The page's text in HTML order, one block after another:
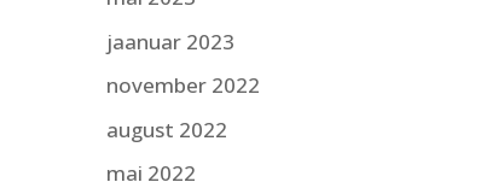
jaanuar 2023
november 2022
august 2022
mai 2022